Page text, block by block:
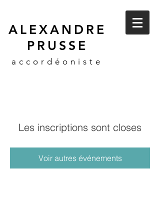
ALEXANDRE
PRUSSE
accordéoniste
Les inscriptions sont closes
Voir autres événements